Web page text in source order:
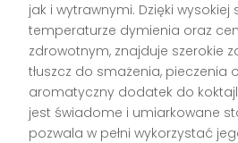
jak i wytrawnymi. Dzięki wysokiej
temperaturze dymienia oraz
zdrowotnym, znajduje szerokie
tłuszcz do smażenia, pieczenia
aromatyczny dodatek do
jest świadome i umiarkowane
pozwala w pełni wykorzystać